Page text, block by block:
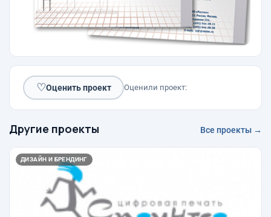
♡Оценить проект Оценили проект:
Другие проекты Все проекты →
ДИЗАЙН И БРЕНДИНГ